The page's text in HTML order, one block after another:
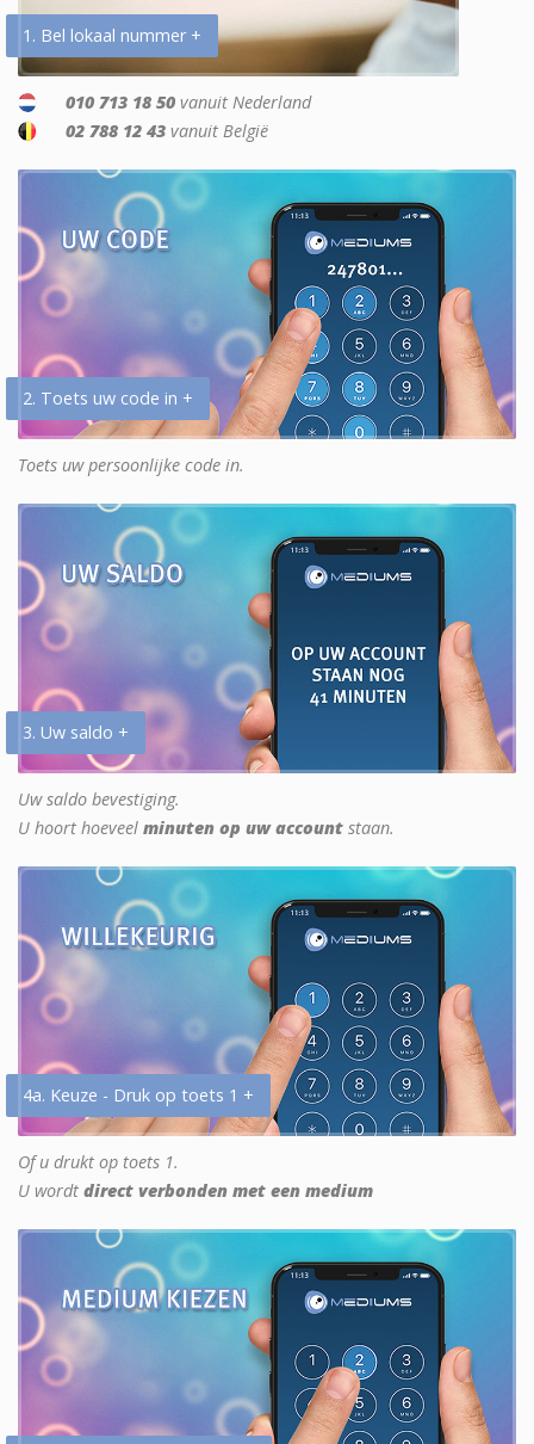
1. Bel lokaal nummer +
010 713 18 50 vanuit Nederland
02 788 12 43 vanuit België
2. Toets uw code in +
Toets uw persoonlijke code in.
3. Uw saldo +
Uw saldo bevestiging.
U hoort hoeveel minuten op uw account staan.
4a. Keuze - Druk op toets 1 +
Of u drukt op toets 1.
U wordt direct verbonden met een medium